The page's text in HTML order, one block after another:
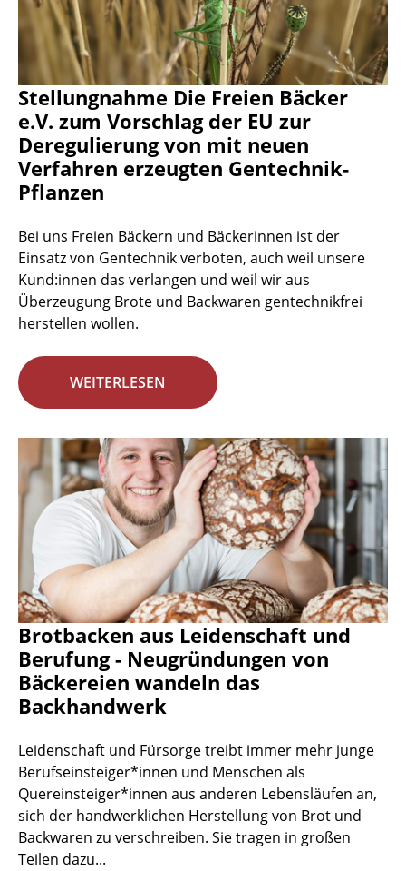
Stellungnahme Die Freien Bäcker
e.V. zum Vorschlag der EU zur
Deregulierung von mit neuen
Verfahren erzeugten Gentechnik-
Pflanzen
Bei uns Freien Bäckern und Bäckerinnen ist der
Einsatz von Gentechnik verboten, auch weil unsere
Kund:innen das verlangen und weil wir aus
Überzeugung Brote und Backwaren gentechnikfrei
herstellen wollen.
WEITERLESEN
Brotbacken aus Leidenschaft und
Berufung - Neugründungen von
Bäckereien wandeln das
Backhandwerk
Leidenschaft und Fürsorge treibt immer mehr junge
Berufseinsteiger*innen und Menschen als
Quereinsteiger*innen aus anderen Lebensläufen an,
sich der handwerklichen Herstellung von Brot und
Backwaren zu verschreiben. Sie tragen in großen
Teilen dazu...